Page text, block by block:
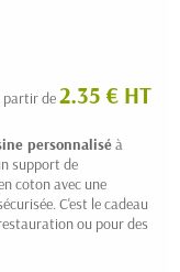
partir de2.35 € HT
personnaliséà
support de
coton avec une
C'est le cadeau
ou pour des